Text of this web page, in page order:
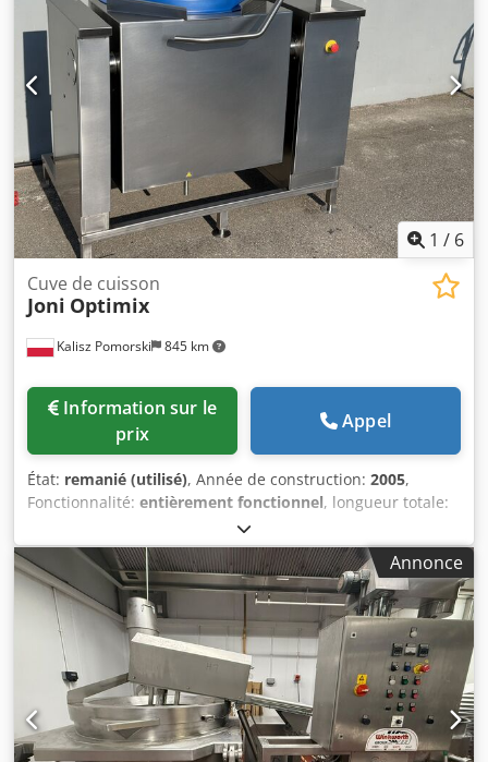
Chodpfszgwfbjx Aniea - Alimentation : gaz - Tension : 230 V
1 / 6
Kalisz Pomorski 845 km
Cuve de cuisson
Joni Optimix
prix
Appel
État: remanié (utilisé), Année de construction: 2005,
Fonctionnalité: entièrement fonctionnel, longueur totale:
900 mm
mm, matériau de paroi:acier inoxydable, puissance:32
kW (43,51 ch), tension d'entrée:400 V, fréquence d'entrée:
50 Hz, type de courant d'entrée:triphasé, durée de la
garantie:3 mois , Cuve de cuisson inclinable Joni Optimix
avec agitateur, capacité 150 litres. Appareil ayant fait
l’objet d’une remise à neuf complète. Cedezqyv Dspfx
Anieha
Annonce